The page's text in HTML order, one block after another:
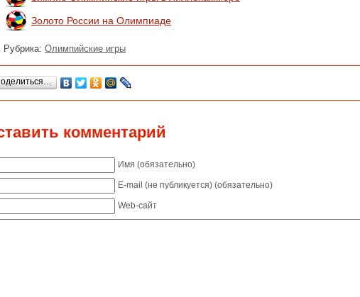
Золото России на Олимпиаде
Рубрика: Олимпийские игры
комментарий
Имя (обязательно)
E-mail (не публикуется) (обязательно)
Web-сайт